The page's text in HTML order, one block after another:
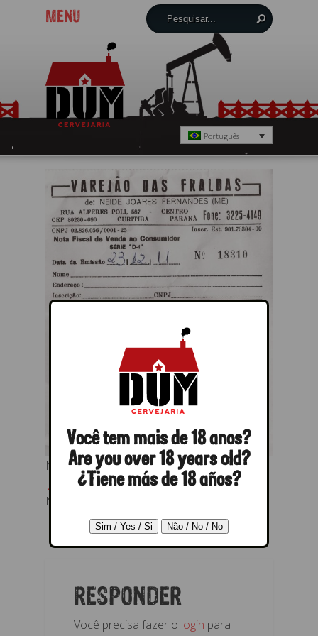
MENU
Português
Nota Fiscal 4 – SBCA 2011
← Anterior
Nota Fiscal 4 – SBCA 2011
RESPONDER
Você precisa fazer o login para
Você tem mais de 18 anos?
Are you over 18 years old?
¿Tiene más de 18 años?